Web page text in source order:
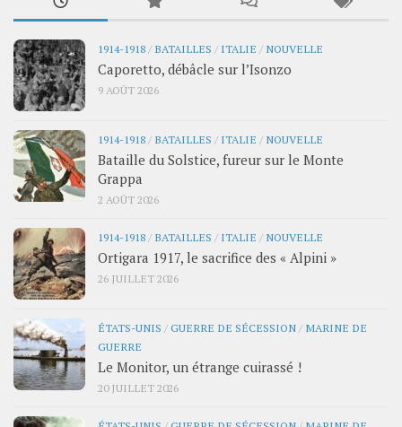
1914-1918 / BATAILLES / ITALIE / NOUVELLE
Caporetto, débâcle sur l’Isonzo
9 AOÛT 2026
1914-1918 / BATAILLES / ITALIE / NOUVELLE
Bataille du Solstice, fureur sur le Monte
Grappa
2 AOÛT 2026
1914-1918 / BATAILLES / ITALIE / NOUVELLE
Ortigara 1917, le sacrifice des « Alpini »
26 JUILLET 2026
ÉTATS-UNIS /GUERRE DE SÉCESSION / MARINE DE
GUERRE
Le Monitor, un étrange cuirassé !
20 JUILLET 2026